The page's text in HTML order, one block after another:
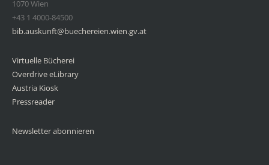
1070 Wien
+43 1 4000-84500
bib.auskunft@buechereien.wien.gv.at
Virtuelle Bücherei
Overdrive eLibrary
Austria Kiosk
Pressreader
Newsletter abonnieren